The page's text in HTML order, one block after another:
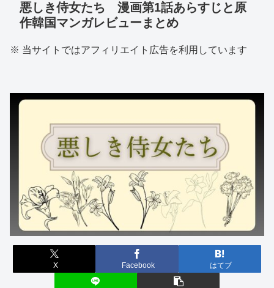
悪しき侍女たち 漫画第1話あらすじと原
作韓国マンガレビューまとめ
※ 当サイトではアフィリエイト広告を利用しています
X Facebook はてブ